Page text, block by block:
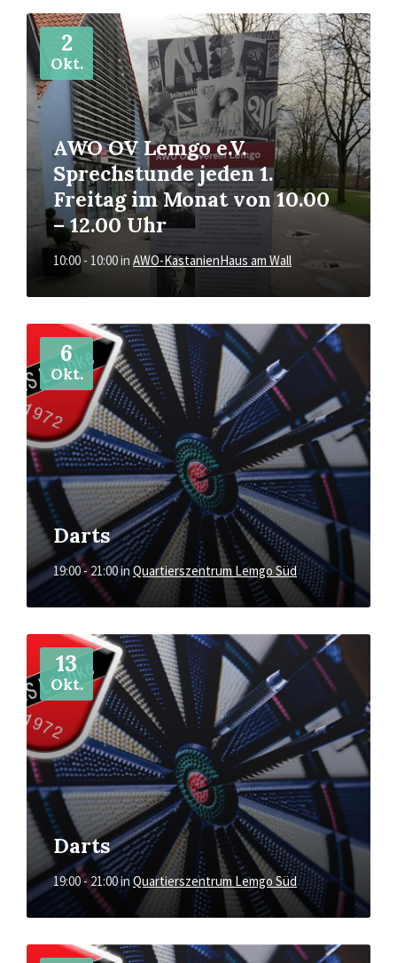
2
Okt.
AWO OV Lemgo e.V.
Sprechstunde jeden 1.
Freitag im Monat von 10.00
– 12.00 Uhr
10:00 - 10:00in AWO-KastanienHaus am Wall
Mehr
6
Okt.
Darts
19:00 - 21:00inQuartierszentrum Lemgo Süd
Mehr
13
Okt.
Darts
19:00 - 21:00inQuartierszentrum Lemgo Süd
Mehr
Mehr